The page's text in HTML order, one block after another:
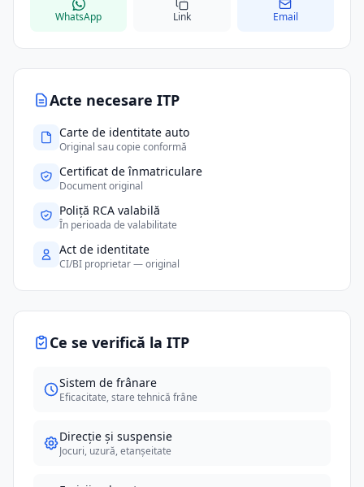
Acte necesare ITP
Carte de identitate auto
Original sau copie conformă
Certificat de înmatriculare
Document original
Poliță RCA valabilă
În perioada de valabilitate
Act de identitate
CI/BI proprietar — original
Ce se verifică la ITP
Sistem de frânare
Eficacitate, stare tehnică frâne
Direcție și suspensie
Jocuri, uzură, etanșeitate
WhatsApp Link Email